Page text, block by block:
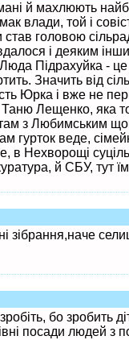
й махлюють
влади, той і
головою
і деяким
Підрахуйка -
Значить від
Юрка і вже не
Лещенко, яка
з Любимським
гурток веде,
в Нехворощі
й СБУ, тут
зібрання,наче
бо зробить
посади людей з